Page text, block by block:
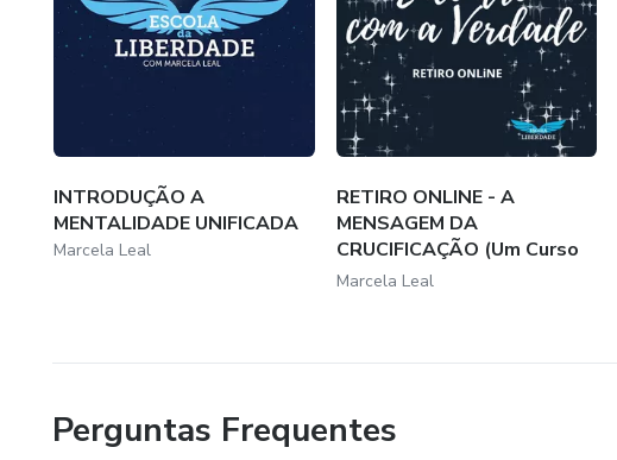
INTRODUÇÃO A
MENTALIDADE UNIFICADA
Marcela Leal
RETIRO ONLINE - A
MENSAGEM DA
CRUCIFICAÇÃO (Um Curso
em Mila...
Marcela Leal
Perguntas Frequentes